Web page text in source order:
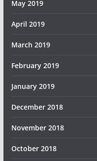
May 2019
April 2019
March 2019
February 2019
January 2019
December 2018
November 2018
October 2018